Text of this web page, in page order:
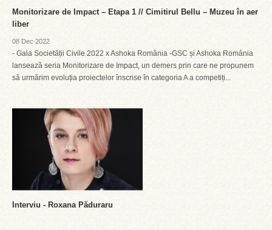
Monitorizare de Impact – Etapa 1 // Cimitirul Bellu – Muzeu în aer
liber
08 Dec 2022
- Gala Societății Civile 2022 x Ashoka România -GSC și Ashoka România
lansează seria Monitorizare de Impact, un demers prin care ne propunem
să urmărim evoluția proiectelor înscrise în categoria A a competiți...
Interviu - Roxana Păduraru